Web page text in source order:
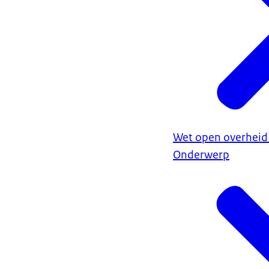
Wet open
Onderwerp